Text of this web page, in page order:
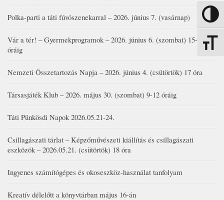
Nagy
Polka-parti a táti fúvószenekarral – 2026. június 7. (vasárnap)
Vár a tér! – Gyermekprogramok – 2026. június 6. (szombat) 15-19
óráig
Nemzeti Összetartozás Napja – 2026. június 4. (csütörtök) 17 óra
Társasjáték Klub – 2026. május 30. (szombat) 9-12 óráig
Táti Pünkösdi Napok 2026.05.21-24.
Csillagászati tárlat – Képzőművészeti kiállítás és csillagászati
eszközök – 2026.05.21. (csütörtök) 18 óra
Ingyenes számítógépes és okoseszköz-használat tanfolyam
Kreatív délelőtt a könyvtárban május 16-án